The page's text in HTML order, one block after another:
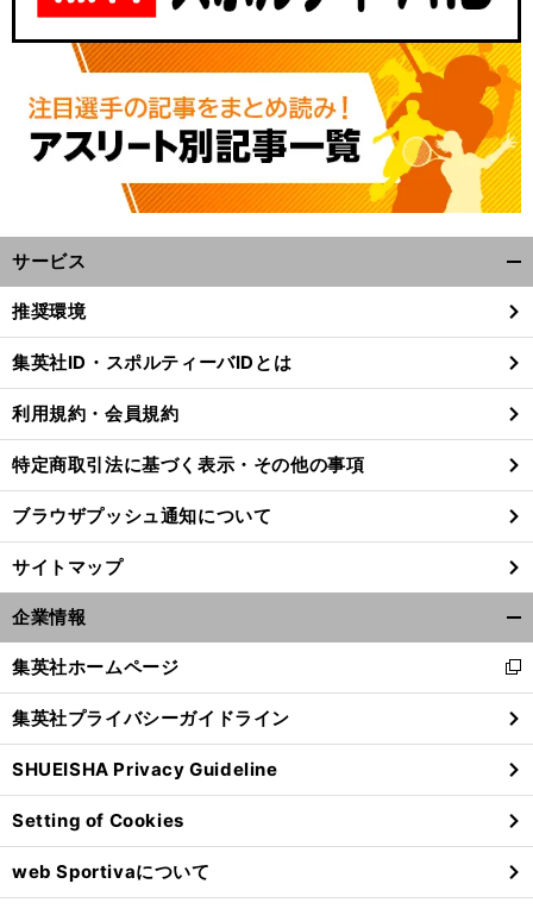
、
。
王
」
前
サービス
閉
る
推奨環境
集英社ID・スポルティーバIDとは
利用規約・会員規約
特定商取引法に基づく表示・その他の事項
ブラウザプッシュ通知について
サイトマップ
企業情報
閉
る
集英社ホームページ
新
し
い
ウ
ィ
ン
ド
ウ
で
開
集英社プライバシーガイドライン
SHUEISHA Privacy Guideline
Setting of Cookies
web Sportivaについて